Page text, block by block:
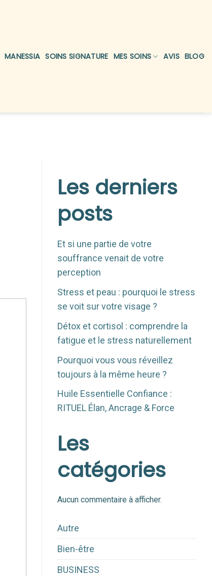
MANESSIA SOINS SIGNATURE MES SOINS AVIS BLOG
Les derniers
posts
Et si une partie de votre
souffrance venait de votre
perception
Stress et peau : pourquoi le stress
se voit sur votre visage ?
Détox et cortisol : comprendre la
fatigue et le stress naturellement
Pourquoi vous vous réveillez
toujours à la même heure ?
Huile Essentielle Confiance :
RITUEL Élan, Ancrage & Force
Les
catégories
Aucun commentaire à afficher.
Autre
Bien-être
BUSINESS